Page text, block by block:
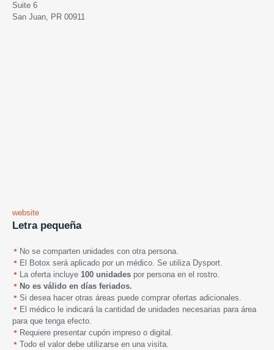
Suite 6
San Juan, PR 00911
website
Letra pequeña
No se comparten unidades con otra persona.
El Botox será aplicado por un médico. Se utiliza Dysport.
La oferta incluye 100 unidades por persona en el rostro.
No es válido en días feriados.
Si desea hacer otras áreas puede comprar ofertas adicionales.
El médico le indicará la cantidad de unidades necesarias para área
para que tenga efecto.
Requiere presentar cupón impreso o digital.
Todo el valor debe utilizarse en una visita.